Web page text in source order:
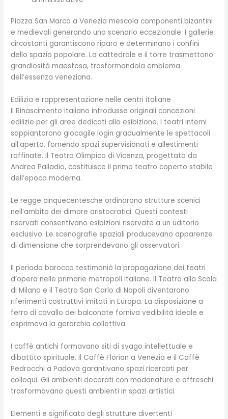
Piazza San Marco a Venezia mescola componenti bizantini
e medievali generando uno scenario eccezionale. I gallerie
circostanti garantiscono riparo e determinano i confini
dello spazio popolare. La cattedrale e il torre trasmettono
grandiosità maestosa, trasformandola emblema
dell’essenza veneziana.
Edilizia e rappresentazione nelle centri italiane
Il Rinascimento italiano introdusse originali concezioni
edilizie per gli aree dedicati allo esibizione. I teatri interni
soppiantarono giocagile login gradualmente le spettacoli
all’aperto, fornendo spazi supervisionati e allestimenti
raffinate. Il Teatro Olimpico di Vicenza, progettato da
Andrea Palladio, costituisce il primo teatro coperto stabile
dell’epoca moderna.
Le regge cinquecentesche ordinarono strutture scenici
nell’ambito dei dimore aristocratici. Questi contesti
riservati consentivano esibizioni riservate a un uditorio
esclusivo. Le scenografie spaziali producevano apparenze
di dimensione che sorprendevano gli osservatori.
Il periodo barocco testimoniò la propagazione dei teatri
d’opera nelle primarie metropoli italiane. Il Teatro alla Scala
di Milano e il Teatro San Carlo di Napoli diventarono
riferimenti costruttivi imitati in Europa. La disposizione a
ferro di cavallo dei balconate forniva vedibilità ideale e
esprimeva la gerarchia collettiva.
I caffè antichi formavano siti di svago intellettuale e
dibattito spirituale. Il Caffè Florian a Venezia e il Caffè
Pedrocchi a Padova garantivano spazi ricercati per
colloqui. Gli ambienti decorati con modanature e affreschi
trasformavano questi ambienti in spazi artistici.
Elementi e significato degli strutture divertenti